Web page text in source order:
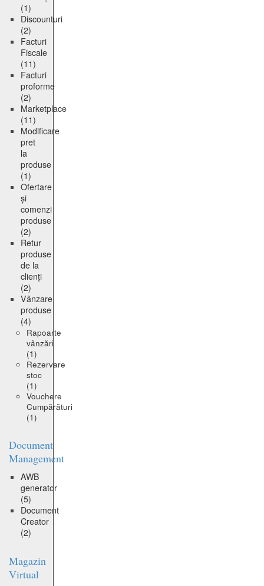
(1)
Discounturi
(2)
Facturi
Fiscale
(11)
Facturi
proforme
(2)
Marketplace
(11)
Modificare
pret
la
produse
(1)
Ofertare
și
comenzi
produse
(2)
Retur
produse
de la
clienți
(2)
Vânzare
produse
(4)
Rapoarte
vânzări
(1)
Rezervare
stoc
(1)
Vouchere
Cumpărături
(1)
Document
Management
AWB
generator
(5)
Document
Creator
(2)
Magazin
Virtual